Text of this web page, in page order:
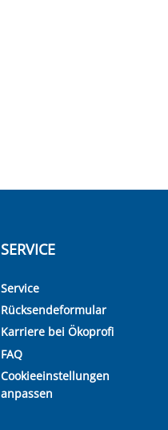
SERVICE
Service
Rücksendeformular
Karriere bei Ökoprofi
FAQ
Cookieeinstellungen
anpassen